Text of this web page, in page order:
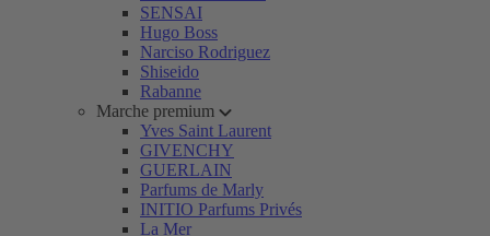
SENSAI
Hugo Boss
Narciso Rodriguez
Shiseido
Rabanne
Marche premium
Yves Saint Laurent
GIVENCHY
GUERLAIN
Parfums de Marly
INITIO Parfums Privés
La Mer